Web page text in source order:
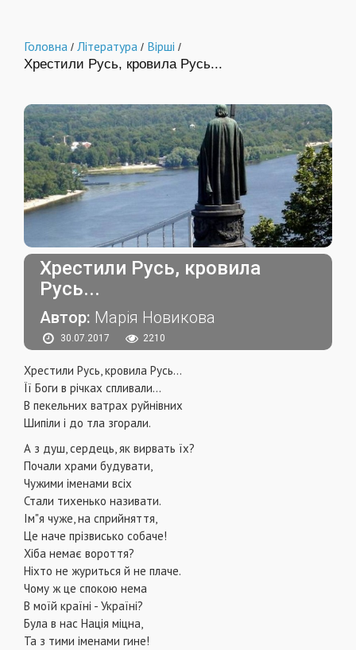
Головна / Література / Вірші /
Хрестили Русь, кровила Русь...
Хрестили Русь, кровила
Русь...
Автор: Марія Новикова
30.07.2017 2210
Хрестили Русь, кровила Русь...
Її Боги в річках спливали...
В пекельних ватрах руйнівних
Шипіли і до тла згорали.
А з душ, сердець, як вирвать їх?
Почали храми будувати,
Чужими іменами всіх
Стали тихенько називати.
Ім"я чуже, на сприйняття,
Це наче прізвисько собаче!
Хіба немає вороття?
Ніхто не журиться й не плаче.
Чому ж це спокою нема
В моїй країні - Україні?
Була в нас Нація міцна,
Та з тими іменами гине!